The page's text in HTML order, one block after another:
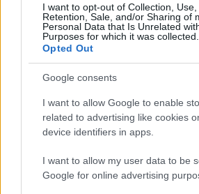
I want to opt-out of Collection, Use,
Retention, Sale, and/or Sharing of
Personal Data that Is Unrelated
Purposes for which it was collected.
Opted Out
Google consents
I want to allow Google to enable
related to advertising like cookies
device identifiers in apps.
I want to allow my user data to be
Google for online advertising
Ajánlott bejegyzések:
Rögtön dupla
évadot a Radnóti